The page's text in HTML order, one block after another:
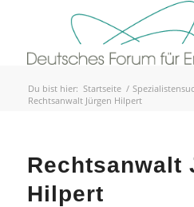
Du bist hier: Startseite /
Rechtsanwalt Jürgen Hilpert
Rechtsanwalt
Hilpert